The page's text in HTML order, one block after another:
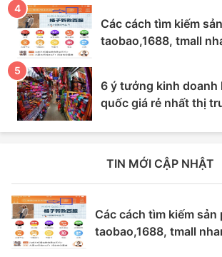
Các cách tìm kiếm
taobao,1688, tmall
6 ý tưởng kinh doanh
quốc giá rẻ nhất thị
TIN MỚI CẬP NHẬT
Các cách tìm kiếm sản
taobao,1688, tmall